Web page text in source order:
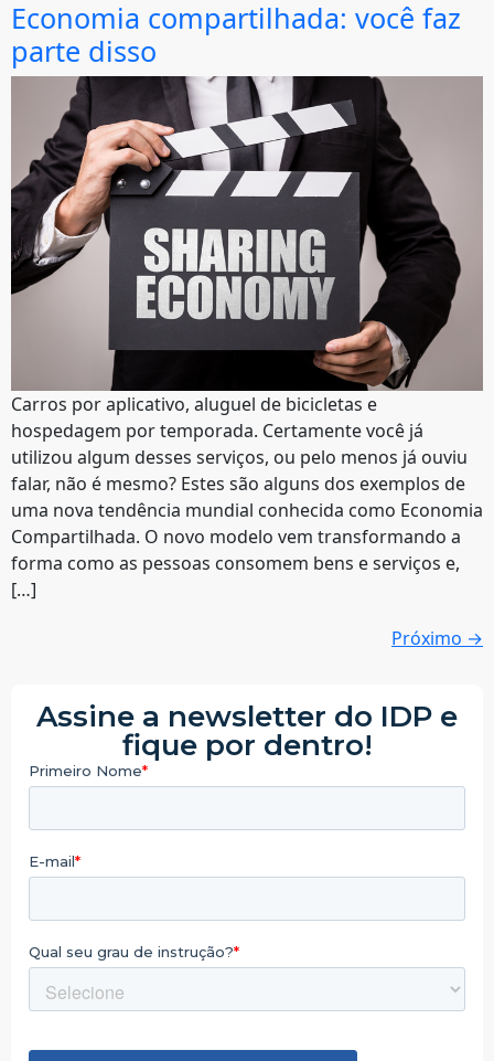
Economia compartilhada: você faz
parte disso
Carros por aplicativo, aluguel de bicicletas e
hospedagem por temporada. Certamente você já
utilizou algum desses serviços, ou pelo menos já ouviu
falar, não é mesmo? Estes são alguns dos exemplos de
uma nova tendência mundial conhecida como Economia
Compartilhada. O novo modelo vem transformando a
forma como as pessoas consomem bens e serviços e,
[…]
Próximo →
Assine a newsletter do IDP e
fique por dentro!